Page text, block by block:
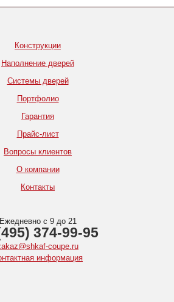
Конструкции
Наполнение дверей
Системы дверей
Портфолио
Гарантия
Прайс-лист
Вопросы клиентов
О компании
Контакты
Ежедневно с 9 до 21
374-99-95
coupe.ru
информация